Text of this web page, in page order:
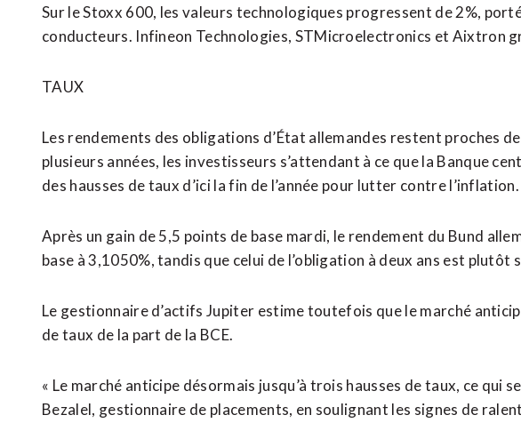
Sur le Stoxx 600, les valeurs technologiques progressent de 2%,
conducteurs. Infineon Technologies, STMicroelectronics et Aixtron
TAUX
Les rendements des obligations d’État allemandes restent proches
plusieurs ​années, les investisseurs s’attendant à ce que la Banque
des hausses de taux d’ici la fin de l’année pour lutter contre l’inflation.
Après un gain de 5,5 points de base mardi, le rendement du Bund
base ​à 3,1050%, tandis que celui de l’obligation à deux ans est plutôt
Le gestionnaire d’actifs Jupiter estime toutefois que le marché
de taux de la part de la BCE.
« Le marché anticipe désormais jusqu’à trois hausses de taux, ce qui
Bezalel, gestionnaire de placements, en soulignant les signes de